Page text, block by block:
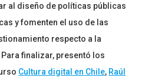
al diseño de políticas públicas
y fomenten el uso de las
respecto a la
finalizar, presentó los
Cultura digital en Chile, Raúl